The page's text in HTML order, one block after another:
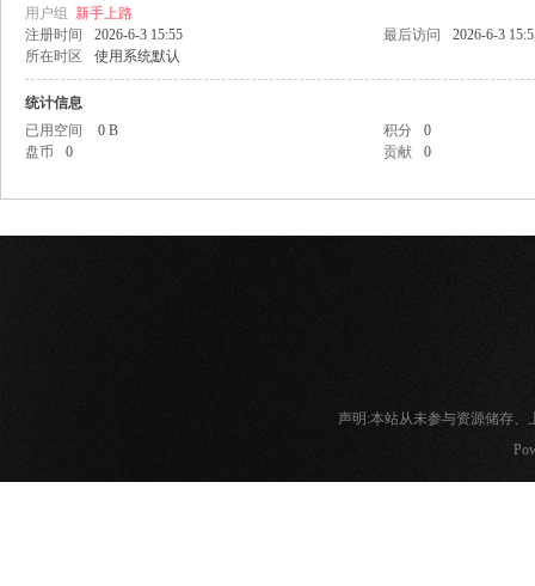
用户组 新手上路
注册时间
2026-6-3 15:55 最后访问
2026-6-3
所在时区
使用系统默认
统计信息
已用空间
0 B 积分
0
盘币
0 贡献 0
声明:本站从未参与资源储存、